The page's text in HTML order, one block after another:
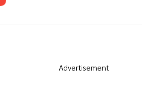
Advertisement